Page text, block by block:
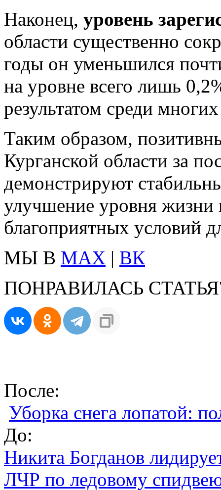
Наконец, уровень
области существенно
годы он уменьшился
на уровне всего лишь
результатом среди
Таким образом,
Курганской области за
демонстрируют
улучшение уровня жизни
благоприятных условий
МЫ В MAX | ВК
ПОНРАВИЛАСЬ
После:
Уборка снега лопатой:
До:
Никита Богданов
ЛЧР по ледовому